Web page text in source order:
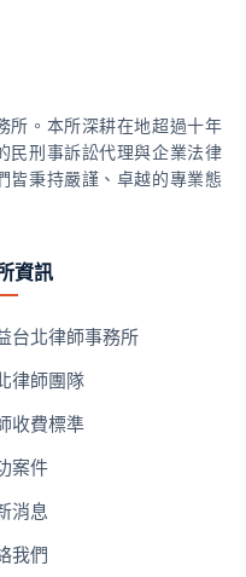
所。本所深耕在地超過十年
民刑事訴訟代理與企業法律
皆秉持嚴謹、卓越的專業態
資訊
台北律師事務所
律師團隊
收費標準
案件
消息
我們